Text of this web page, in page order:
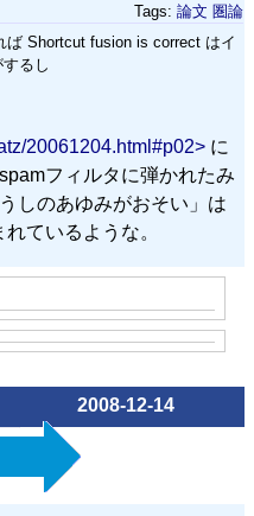
Tags: 論文 圏論
Shortcut fusion is correct はイ
るし
20061204.html#p02> に
フィルタに弾かれたみ
しのあゆみがおそい」は
ているような。
2008-12-14